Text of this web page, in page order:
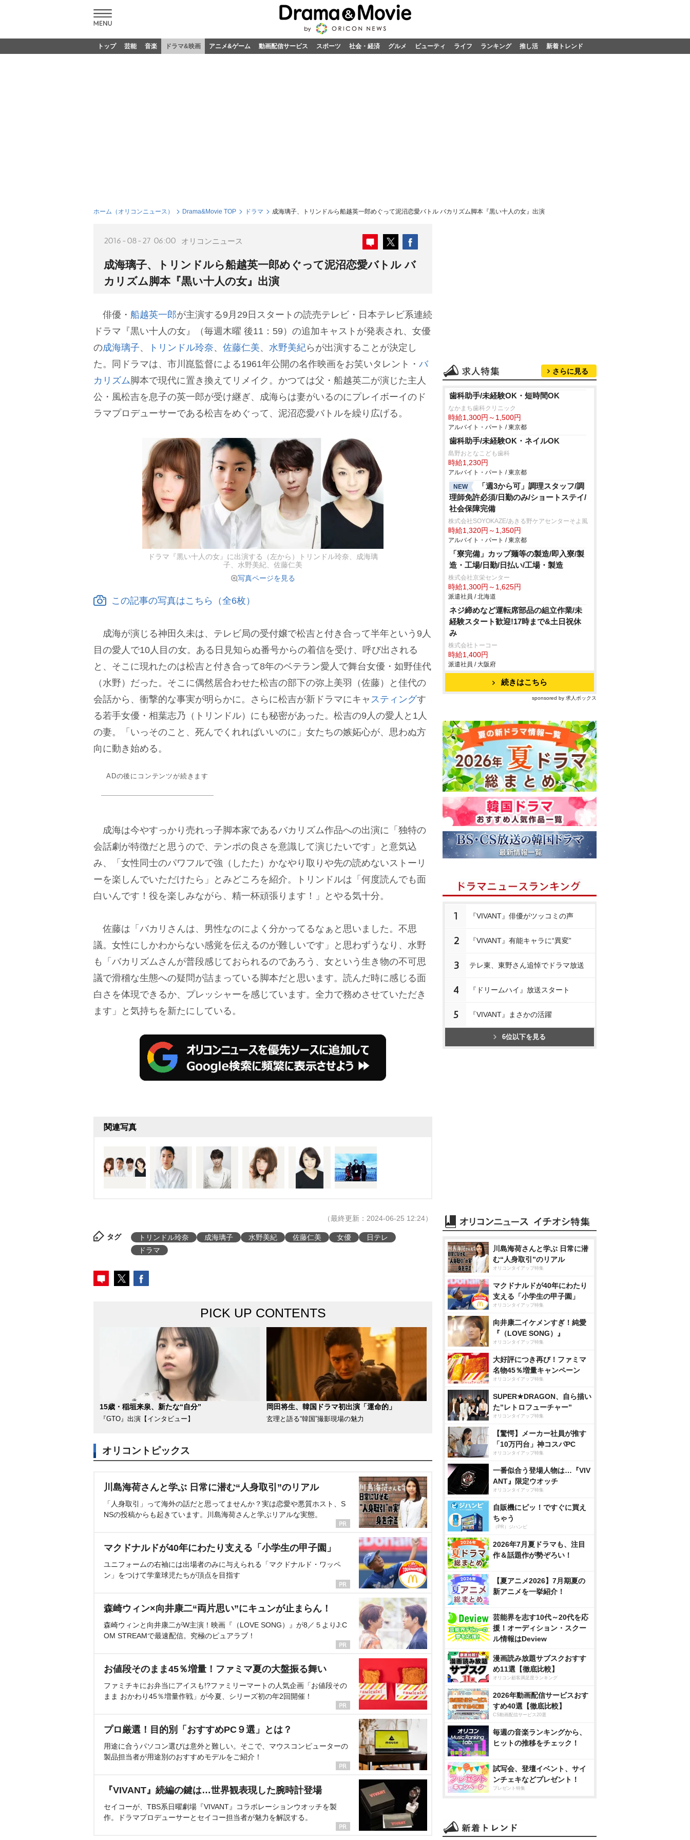
トップ 芸能 音楽 ドラマ&映画 アニメ&ゲーム 動画配信サービス スポーツ 社会・経済 グルメ ビューティ ライフ ランキング 推し活 新着トレンド
ホーム（オリコンニュース） Drama&Movie TOP ドラマ 成海璃子、トリンドルら船越英一郎めぐって泥沼恋愛バトル バカリズム脚本『黒い十人の女』出演
2016-08-27 06:00 オリコンニュース
成海璃子、トリンドルら船越英一郎めぐって泥沼恋愛バトル バ
カリズム脚本『黒い十人の女』出演
俳優・ 船越英一郎が主演する9月29日スタートの読売テレビ・日本テレビ系連続
ドラマ『黒い十人の女』（毎週木曜 後11：59）の追加キャストが発表され、女優
の成海璃子、 トリンドル玲奈、 佐藤仁美、 水野美紀らが出演することが決定し
た。同ドラマは、市川崑監督による1961年公開の名作映画をお笑いタレント・ バ
カリズム脚本で現代に置き換えてリメイク。かつては父・船越英二が演じた主人
公・風松吉を息子の英一郎が受け継ぎ、成海らは妻がいるのにプレイボーイのド
ラマプロデューサーである松吉をめぐって、泥沼恋愛バトルを繰り広げる。
ドラマ『黒い十人の女』に出演する（左から）トリンドル玲奈、成海璃
子、水野美紀、佐藤仁美
写真ページを見る
この記事の写真はこちら（全6枚）
成海が演じる神田久未は、テレビ局の受付嬢で松吉と付き合って半年という9人
目の愛人で10人目の女。ある日見知らぬ番号からの着信を受け、呼び出される
と、そこに現れたのは松吉と付き合って8年のベテラン愛人で舞台女優・如野佳代
（水野）だった。そこに偶然居合わせた松吉の部下の弥上美羽（佐藤）と佳代の
会話から、衝撃的な事実が明らかに。さらに松吉が新ドラマにキャ スティングす
る若手女優・相葉志乃（トリンドル）にも秘密があった。松吉の9人の愛人と1人
の妻。「いっそのこと、死んでくれればいいのに」女たちの嫉妬心が、思わぬ方
向に動き始める。
ADの後にコンテンツが続きます
成海は今やすっかり売れっ子脚本家であるバカリズム作品への出演に「独特の
会話劇が特徴だと思うので、テンポの良さを意識して演じたいです」と意気込
み、「女性同士のパワフルで強（したた）かなやり取りや先の読めないストーリ
ーを楽しんでいただけたら」とみどころを紹介。トリンドルは「何度読んでも面
白いんです！役を楽しみながら、精一杯頑張ります！」とやる気十分。
佐藤は「バカリさんは、男性なのによく分かってるなぁと思いました。不思
議。女性にしかわからない感覚を伝えるのが難しいです」と思わずうなり、水野
も「バカリズムさんが普段感じておられるのであろう、女という生き物の不可思
議で滑稽な生態への疑問が詰まっている脚本だと思います。読んだ時に感じる面
白さを体現できるか、プレッシャーを感じています。全力で務めさせていただき
ます」と気持ちを新たにしている。
関連写真
（最終更新：2024-06-25 12:24）
タグ トリンドル玲奈 成海璃子 水野美紀 佐藤仁美 女優
日テレ
ドラマ
PICK UP CONTENTS
15歳・稲垣来泉、新たな“自分”
『GTO』出演【インタビュー】
岡田将生、韓国ドラマ初出演「運命的」
玄理と語る“韓国”撮影現場の魅力
オリコントピックス
川島海荷さんと学ぶ 日常に潜む“人身取引”のリアル
「人身取引」って海外の話だと思ってませんか？実は恋愛や悪質ホスト、S
NSの投稿からも起きています。川島海荷さんと学ぶリアルな実態。
マクドナルドが40年にわたり支える「小学生の甲子園」
ユニフォームの右袖には出場者のみに与えられる「マクドナルド・ワッペ
ン」をつけて学童球児たちが頂点を目指す
森崎ウィン×向井康二“両片思い”にキュンが止まらん！
森崎ウィンと向井康二がW主演！映画『（LOVE SONG）』が8／５よりJ:C
OM STREAMで最速配信。究極のピュアラブ！
お値段そのまま45％増量！ファミマ夏の大盤振る舞い
ファミチキにお弁当にアイスも!?ファミリーマートの人気企画「お値段その
まま おかわり45％増量作戦」が今夏、シリーズ初の年2回開催！
プロ厳選！目的別「おすすめPC９選」とは？
用途に合うパソコン選びは意外と難しい。そこで、マウスコンピューターの
製品担当者が用途別のおすすめモデルをご紹介！
『VIVANT』続編の鍵は…世界観表現した腕時計登場
セイコーが、TBS系日曜劇場『VIVANT』コラボレーションウオッチを製
作。ドラマプロデューサーとセイコー担当者が魅力を解説する。
さらに見る
歯科助手/未経験OK・短時間OK
なかまち歯科クリニック
時給1,300円～1,500円
アルバイト・パート / 東京都
歯科助手/未経験OK・ネイルOK
島野おとなこども歯科
時給1,230円
アルバイト・パート / 東京都
NEW
「週3から可」調理スタッフ/調
理師免許必須/日勤のみ/ショートステイ/
社会保障完備
株式会社SOYOKAZE/あきる野ケアセンターそよ風
時給1,320円～1,350円
アルバイト・パート / 東京都
「寮完備」カップ麺等の製造/即入寮/製
造・工場/日勤/日払い/工場・製造
株式会社京栄センター
時給1,300円～1,625円
派遣社員 / 北海道
ネジ締めなど運転席部品の組立作業/未
経験スタート歓迎!17時まで&土日祝休
み
株式会社トーコー
時給1,400円
派遣社員 / 大阪府
続きはこちら
sponsored by 求人ボックス
1 『VIVANT』俳優がツッコミの声
2 『VIVANT』有能キャラに“異変”
3 テレ東、東野さん追悼でドラマ放送
4 『ドリームハイ』放送スタート
5 『VIVANT』まさかの活躍
6位以下を見る
川島海荷さんと学ぶ 日常に潜
む“人身取引”のリアル
オリコンタイアップ特集
マクドナルドが40年にわたり
支える「小学生の甲子園」
オリコンタイアップ特集
向井康二イケメンすぎ！純愛
『（LOVE SONG）』
オリコンタイアップ特集
大好評につき再び！ファミマ
名物45％増量キャンペーン
オリコンタイアップ特集
SUPER★DRAGON、自ら描い
た”レトロフューチャー”
オリコンタイアップ特集
【驚愕】メーカー社員が推す
「10万円台」神コスパPC
オリコンタイアップ特集
一番似合う登場人物は…『VIV
ANT』限定ウオッチ
オリコンタイアップ特集
自販機にピッ！ですぐに買え
ちゃう
（PR）ジハンピ
2026年7月夏ドラマも、注目
作＆話題作が勢ぞろい！
【夏アニメ2026】7月期夏の
新アニメを一挙紹介！
芸能界を志す10代～20代を応
援！オーディション・スクー
ル情報はDeview
漫画読み放題サブスクおすす
め11選【徹底比較】
オリコン顧客満足度ランキング
2026年動画配信サービスおす
すめ40選【徹底比較】
CS動画配信サービス20選
毎週の音楽ランキングから、
ヒットの推移をチェック！
試写会、登壇イベント、サイ
ンチェキなどプレゼント！
プレゼント特集